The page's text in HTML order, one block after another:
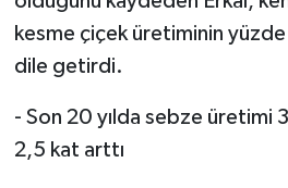
kesme çiçek üretiminin yüzde
dile getirdi.
- Son 20 yılda sebze üretimi
2,5 kat arttı